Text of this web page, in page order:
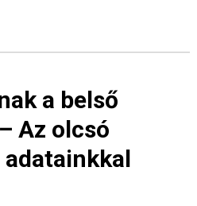
a belső
Az olcsó